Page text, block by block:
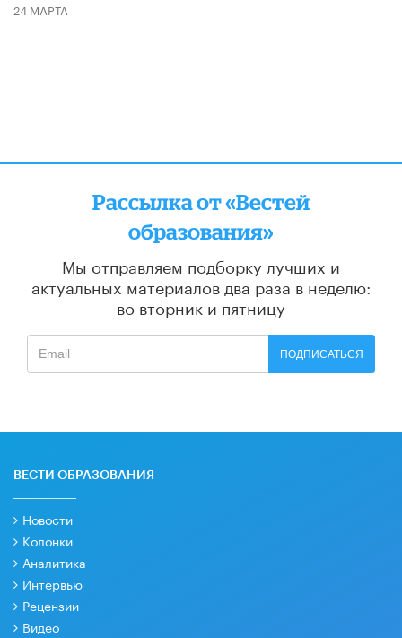
24 МАРТА
Рассылка от «Вестей
образования»
Мы отправляем подборку лучших и
актуальных материалов два раза в неделю:
во вторник и пятницу
ПОДПИСАТЬСЯ
ВЕСТИ ОБРАЗОВАНИЯ
Новости
Колонки
Аналитика
Интервью
Рецензии
Видео